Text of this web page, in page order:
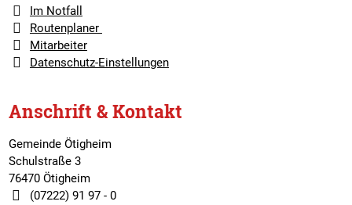
Im Notfall
Routenplaner
Mitarbeiter
Datenschutz-Einstellungen
Anschrift & Kontakt
Gemeinde Ötigheim
Schulstraße 3
76470 Ötigheim
(07222) 91 97 - 0